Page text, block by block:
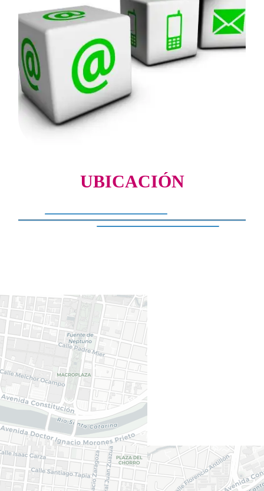
UBICACIÓN